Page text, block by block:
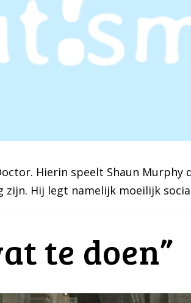
Hierin speelt Shaun
zijn. Hij legt namelijk moeilijk
te doen”